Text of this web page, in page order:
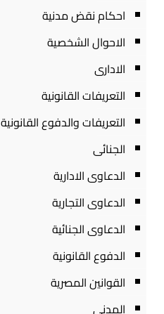
احكام نقض مدنية
الاحوال الشخصية
الادارى
التعريفات القانونية
التعريفات والدفوع القانونية
الجنائى
الدعاوى الادارية
الدعاوى التجارية
الدعاوى الجنائية
الدفوع القانونية
القوانين المصرية
المدنى